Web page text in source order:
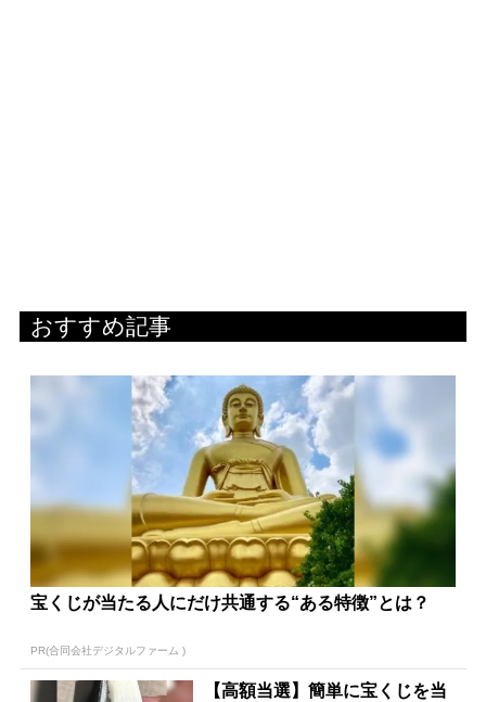
おすすめ記事
宝くじが当たる人にだけ共通する“ある特徴”とは？
PR(合同会社デジタルファーム )
【高額当選】簡単に宝くじを当